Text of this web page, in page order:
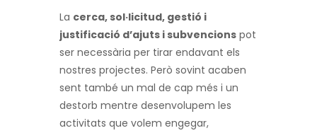
La cerca, sol·licitud, gestió i
justificació d’ajuts i subvencions pot
ser necessària per tirar endavant els
nostres projectes. Però sovint acaben
sent també un mal de cap més i un
destorb mentre desenvolupem les
activitats que volem engegar,